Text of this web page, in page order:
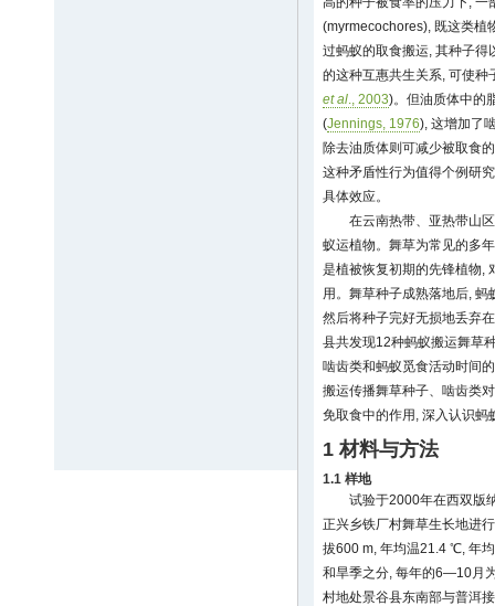
(myrmecochores), 既这类植
过蚂蚁的取食搬运, 其种子得
的这种互惠共生关系, 可使种
et al., 2003)。但油质体中的
(Jennings, 1976), 这增加了
除去油质体则可减少被取食
这种矛盾性行为值得个例研
具体效应。
在云南热带、亚热带山
蚁运植物。舞草为常见的多
是植被恢复初期的先锋植物,
用。舞草种子成熟落地后,
然后将种子完好无损地丢弃
县共发现12种蚂蚁搬运舞草
啮齿类和蚂蚁觅食活动时间
搬运传播舞草种子、啮齿类
免取食中的作用, 深入认识蚂
1 材料与方法
1.1 样地
试验于2000年在西双版
正兴乡铁厂村舞草生长地进
拔600 m, 年均温21.4 ℃, 年
和旱季之分, 每年的6—10月
村地处景谷县东南部与普洱